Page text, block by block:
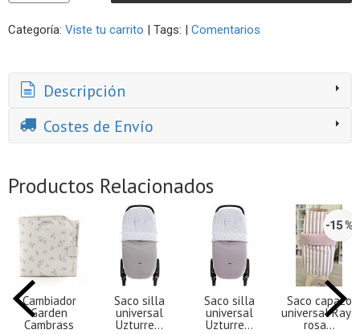
Categoría: Viste tu carrito | Tags: | Comentarios
Descripción
Costes de Envío
Productos Relacionados
Cambiador
Garden
Cambrass
Saco silla
universal
Uzturre...
Saco silla
universal
Uzturre...
-15 %
Saco capazo
universal Raya
rosa...